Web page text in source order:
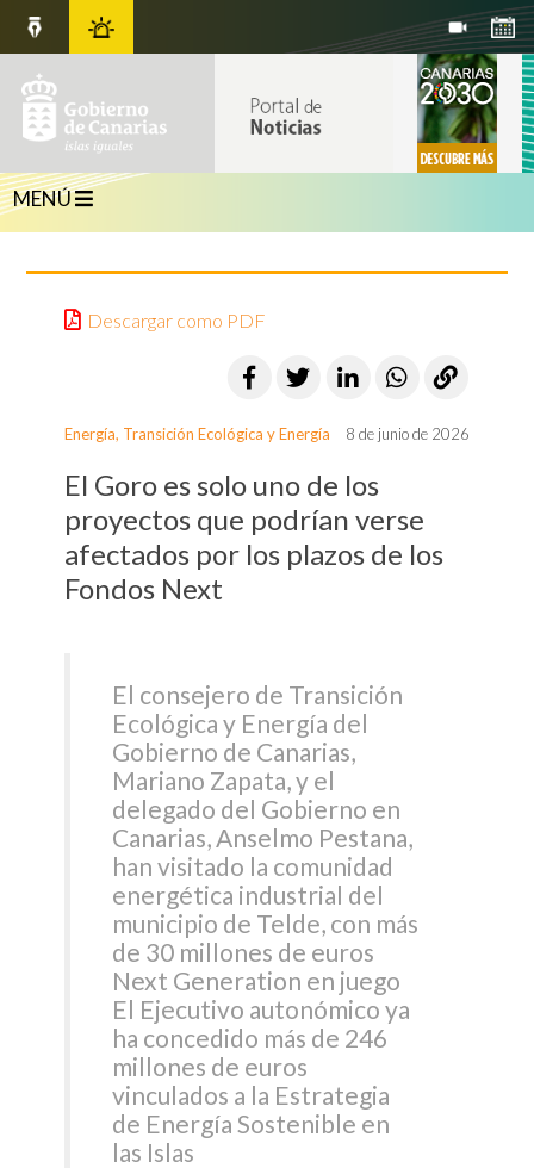
MENÚ
Descargar como PDF
Energía, Transición Ecológica y Energía 8 de junio de 2026
El Goro es solo uno de los
proyectos que podrían verse
afectados por los plazos de los
Fondos Next
El consejero de Transición
Ecológica y Energía del
Gobierno de Canarias,
Mariano Zapata, y el
delegado del Gobierno en
Canarias, Anselmo Pestana,
han visitado la comunidad
energética industrial del
municipio de Telde, con más
de 30 millones de euros
Next Generation en juego
El Ejecutivo autonómico ya
ha concedido más de 246
millones de euros
vinculados a la Estrategia
de Energía Sostenible en
las Islas